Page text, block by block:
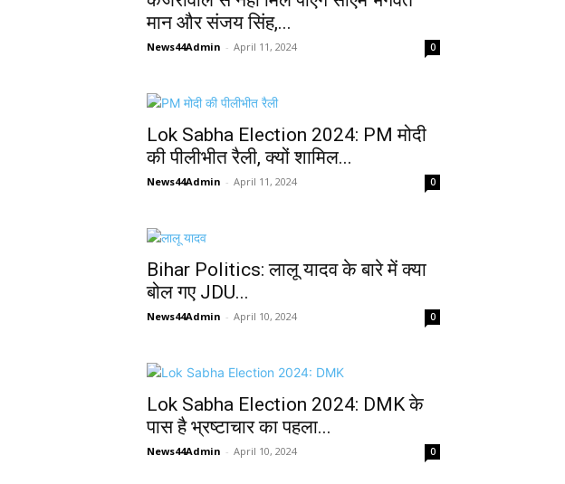
मान और संजय सिंह,...
News44Admin - April 11, 2024 0
Lok Sabha Election 2024: PM मोदी
की पीलीभीत रैली, क्यों शामिल...
News44Admin - April 11, 2024 0
Bihar Politics: लालू यादव के बारे में क्या
बोल गए JDU...
News44Admin - April 10, 2024 0
Lok Sabha Election 2024: DMK के
पास है भ्रष्टाचार का पहला...
News44Admin - April 10, 2024 0